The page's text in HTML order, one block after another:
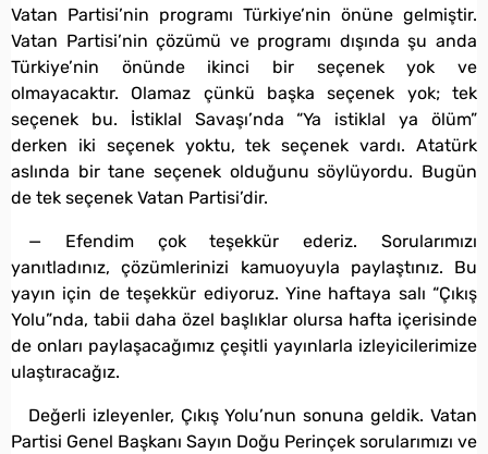
Vatan Partisi’nin programı Türkiye’nin önüne gelmiştir.
Vatan Partisi’nin çözümü ve programı dışında şu anda
Türkiye’nin önünde ikinci bir seçenek yok ve
olmayacaktır. Olamaz çünkü başka seçenek yok; tek
seçenek bu. İstiklal Savaşı’nda “Ya istiklal ya ölüm”
derken iki seçenek yoktu, tek seçenek vardı. Atatürk
aslında bir tane seçenek olduğunu söylüyordu. Bugün
de tek seçenek Vatan Partisi’dir.
— Efendim çok teşekkür ederiz. Sorularımızı
yanıtladınız, çözümlerinizi kamuoyuyla paylaştınız. Bu
yayın için de teşekkür ediyoruz. Yine haftaya salı “Çıkış
Yolu”nda, tabii daha özel başlıklar olursa hafta içerisinde
de onları paylaşacağımız çeşitli yayınlarla izleyicilerimize
ulaştıracağız.
Değerli izleyenler, Çıkış Yolu’nun sonuna geldik. Vatan
Partisi Genel Başkanı Sayın Doğu Perinçek sorularımızı ve